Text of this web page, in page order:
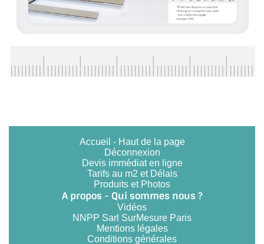
ACCESSOIRES & QUINCAILLERIE
CONNECTEURS ET ASSEMBLAGE DE VERRES
PLATS ET CORNIÈRES
LES CHARNIÈRES DE PORTE EN VERRE
BOUTONS ET POIGNÉES
Accueil - Haut de la page
Déconnexion
Devis immédiat en ligne
Tarifs au m2 et Délais
Produits et Photos
A propos - Qui sommes nous ?
Vidéos
NNPP Sarl SurMesure Paris
Mentions légales
Conditions générales